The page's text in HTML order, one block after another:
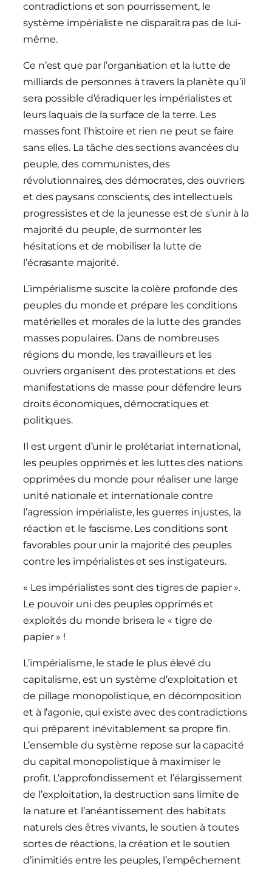
contradictions et son pourrissement, le
système impérialiste ne disparaîtra pas de lui-
même.
Ce n’est que par l’organisation et la lutte de
milliards de personnes à travers la planète qu’il
sera possible d’éradiquer les impérialistes et
leurs laquais de la surface de la terre. Les
masses font l’histoire et rien ne peut se faire
sans elles. La tâche des sections avancées du
peuple, des communistes, des
révolutionnaires, des démocrates, des ouvriers
et des paysans conscients, des intellectuels
progressistes et de la jeunesse est de s’unir à la
majorité du peuple, de surmonter les
hésitations et de mobiliser la lutte de
l’écrasante majorité.
L’impérialisme suscite la colère profonde des
peuples du monde et prépare les conditions
matérielles et morales de la lutte des grandes
masses populaires. Dans de nombreuses
régions du monde, les travailleurs et les
ouvriers organisent des protestations et des
manifestations de masse pour défendre leurs
droits économiques, démocratiques et
politiques.
Il est urgent d’unir le prolétariat international,
les peuples opprimés et les luttes des nations
opprimées du monde pour réaliser une large
unité nationale et internationale contre
l’agression impérialiste, les guerres injustes, la
réaction et le fascisme. Les conditions sont
favorables pour unir la majorité des peuples
contre les impérialistes et ses instigateurs.
« Les impérialistes sont des tigres de papier ».
Le pouvoir uni des peuples opprimés et
exploités du monde brisera le « tigre de
papier » !
L’impérialisme, le stade le plus élevé du
capitalisme, est un système d’exploitation et
de pillage monopolistique, en décomposition
et à l’agonie, qui existe avec des contradictions
qui préparent inévitablement sa propre fin.
L’ensemble du système repose sur la capacité
du capital monopolistique à maximiser le
profit. L’approfondissement et l’élargissement
de l’exploitation, la destruction sans limite de
la nature et l’anéantissement des habitats
naturels des êtres vivants, le soutien à toutes
sortes de réactions, la création et le soutien
d’inimitiés entre les peuples, l’empêchement